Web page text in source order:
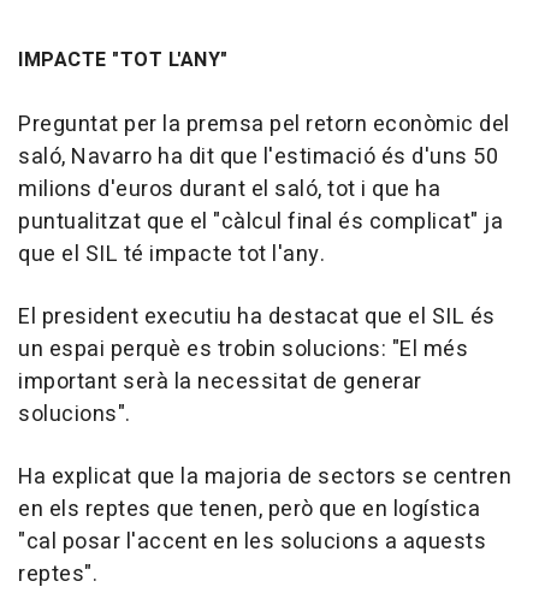
IMPACTE "TOT L'ANY"
Preguntat per la premsa pel retorn econòmic del
saló, Navarro ha dit que l'estimació és d'uns 50
milions d'euros durant el saló, tot i que ha
puntualitzat que el "càlcul final és complicat" ja
que el SIL té impacte tot l'any.
El president executiu ha destacat que el SIL és
un espai perquè es trobin solucions: "El més
important serà la necessitat de generar
solucions".
Ha explicat que la majoria de sectors se centren
en els reptes que tenen, però que en logística
"cal posar l'accent en les solucions a aquests
reptes".